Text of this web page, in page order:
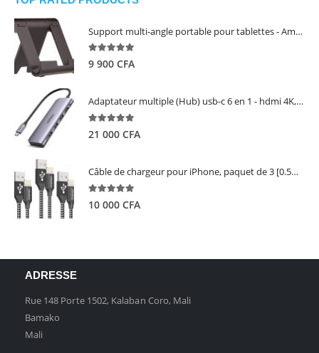
Support multi-angle portable pour tablettes - Amazon Basics
5.00out of 5
9 900 CFA
Adaptateur multiple (Hub) usb-c 6 en 1 - hdmi 4K, 3 ports USB 3.0 et lecteur de carte sd tf - UGREEN
5.00out of 5
21 000 CFA
Câble de chargeur pour iPhone, paquet de 3 [0.5M 1M 2M] - GIANAC
10 000 CFA
ADRESSE
Rue 148 Porte 1502, Kalaban Coro, Mali
Bamako
Mali